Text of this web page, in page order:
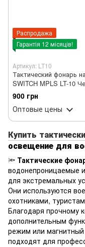
Распродажа
Гарантія 12 місяців!
Артикул: LT10
Тактический фонарь
SWITCH MPLS LT-10
900 грн
Оптовые цены
Купить
освещение для
🔦 Тактические
водонепроницаемые
для экстремальных
Они используются
охотниками,
Благодаря прочному
дополнительным
режим или
подходят для